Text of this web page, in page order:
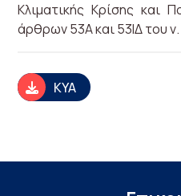
Κλιματικής Κρίσης και
άρθρων 53Α και 53ΙΔ του
ΚΥΑ